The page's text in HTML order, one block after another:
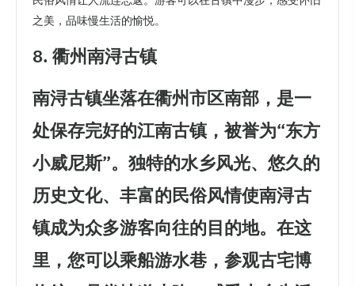
之美，品味慢生活的愉悦。
8. 衢州南浔古镇
南浔古镇坐落在衢州市区南部，是一
处保存完好的江南古镇，被誉为“东方
小威尼斯”。独特的水乡风光、悠久的
历史文化、丰富的民俗风情使南浔古
镇成为众多游客向往的目的地。在这
里，您可以乘船游水巷，参观古宅博